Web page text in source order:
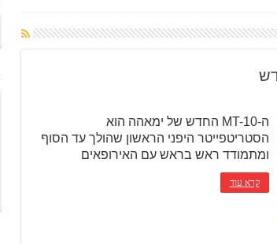
ה-MT-10 החדש של ימאהה הוא
הסטריטפייטר היפני הראשון שהולך עד הסוף
ומתמודד ראש בראש עם האירופאים
קרא עוד